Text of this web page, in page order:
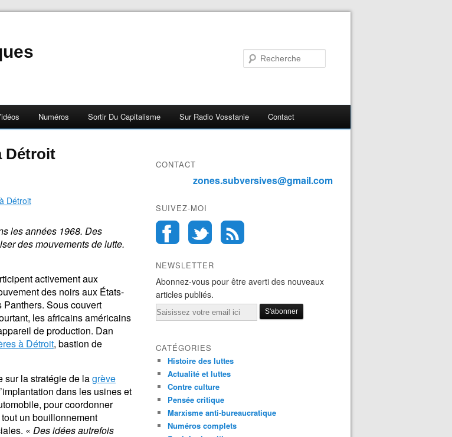
Numéros Sortir Du Capitalisme Sur Radio Vosstanie Contact
Détroit
les années 1968. Des
des mouvements de lutte.
activement aux
des noirs aux États-
Sous couvert
les africains américains
de production. Dan
à Détroit, bastion de
sur la stratégie de lagrève
dans les usines et
pour coordonner
un bouillonnement
« Des idées autrefois
CONTACT
zones.subversives@gmail.com
SUIVEZ-MOI
NEWSLETTER
Abonnez-vous pour être averti des nouveaux
articles publiés.
Email
CATÉGORIES
Histoire des luttes
Actualité et luttes
Contre culture
Pensée critique
Marxisme anti-bureaucratique
Numéros complets